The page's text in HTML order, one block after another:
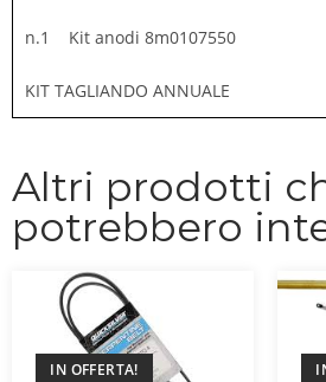
n.1 Kit anodi 8m0107550
KIT TAGLIANDO ANNUALE
Altri prodotti
potrebbero
IN OFFERTA!